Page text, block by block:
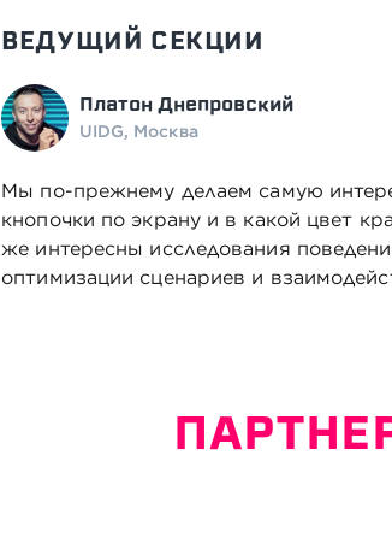
ВЕДУЩИЙ СЕКЦИИ
Платон Днепровский
UIDG, Москва
Мы по-прежнему делаем самую
кнопочки по экрану и в какой цвет
же интересны исследования
оптимизации сценариев и